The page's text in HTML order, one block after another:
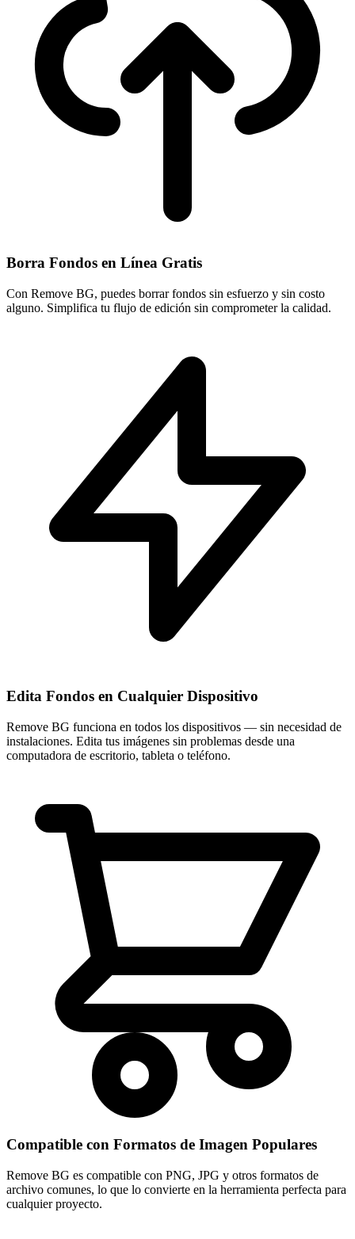
Borra Fondos en Línea Gratis
Con Remove BG, puedes borrar fondos sin esfuerzo y sin costo
alguno. Simplifica tu flujo de edición sin comprometer la calidad.
Edita Fondos en Cualquier Dispositivo
Remove BG funciona en todos los dispositivos — sin necesidad de
instalaciones. Edita tus imágenes sin problemas desde una
computadora de escritorio, tableta o teléfono.
Compatible con Formatos de Imagen Populares
Remove BG es compatible con PNG, JPG y otros formatos de
archivo comunes, lo que lo convierte en la herramienta perfecta para
cualquier proyecto.